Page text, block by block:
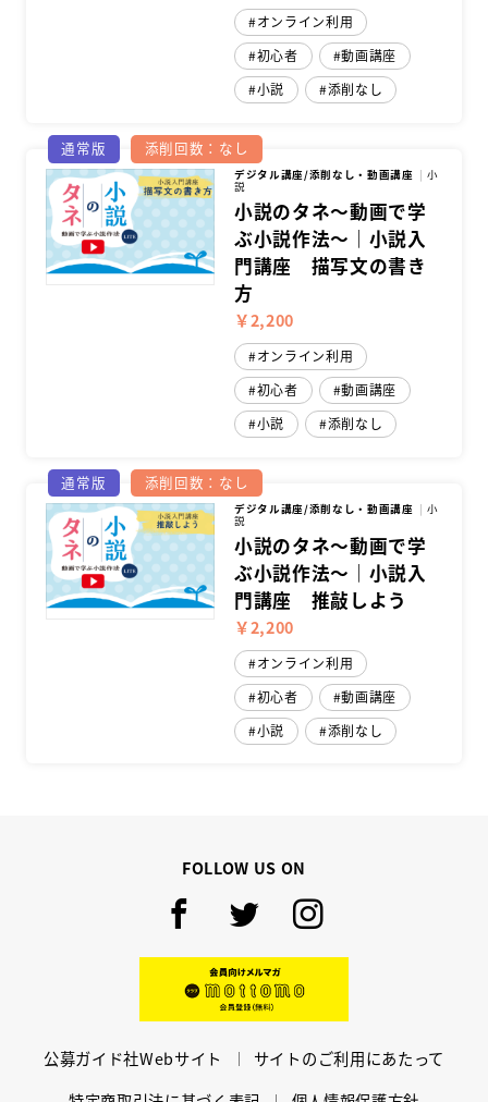
オンライン利用
初心者
動画講座
小説
添削なし
通常版 添削回数：なし
デジタル講座/添削なし・動画講座 小
説
小説のタネ～動画で学
ぶ小説作法～｜小説入
門講座 描写文の書き
方
￥2,200
オンライン利用
初心者
動画講座
小説
添削なし
通常版 添削回数：なし
デジタル講座/添削なし・動画講座 小
説
小説のタネ～動画で学
ぶ小説作法～｜小説入
門講座 推敲しよう
￥2,200
オンライン利用
初心者
動画講座
小説
添削なし
FOLLOW US ON
Facebook
TwitterInstagram
公募ガイド社Webサイト
サイトのご利用にあたって